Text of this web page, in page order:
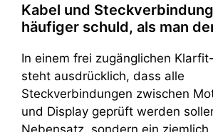
Kabel und
häufiger schuld, als man
In einem frei zugänglichen
steht ausdrücklich, dass alle
Steckverbindungen zwischen
und Display geprüft werden
Nebensatz, sondern ein